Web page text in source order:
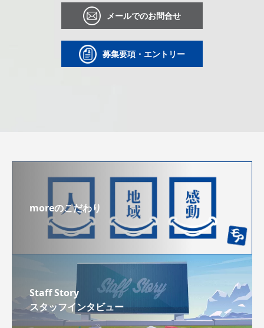
メールでのお問合せ
募集要項・エントリー
moreのこだわり
Staff Story
スタッフインタビュー